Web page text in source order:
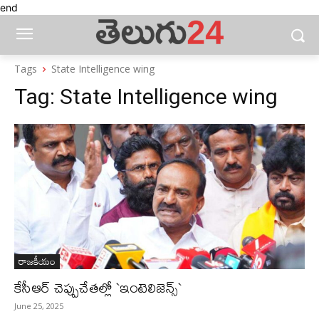
end
Tags State Intelligence wing
Tag: State Intelligence wing
రాజకీయం
కేసీఆర్ చెప్పుచేతల్లో `ఇంటెలిజెన్స్`
June 25, 2025